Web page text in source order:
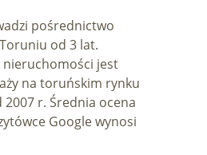
pośrednictwo
od 3 lat.
nieruchomości jest
na toruńskim rynku
r. Średnia ocena
Google wynosi